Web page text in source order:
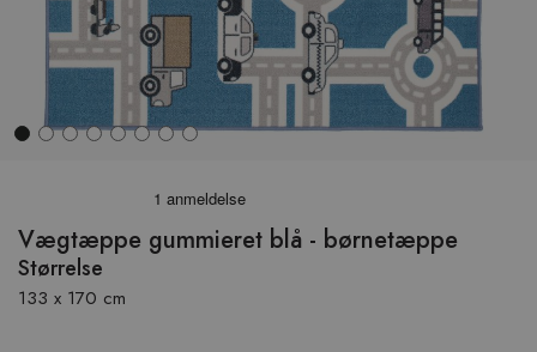
Vægtæppe gummieret blå - børnetæppe
Størrelse
133 x 170 cm
begyndelsen
af
billedgalleriet